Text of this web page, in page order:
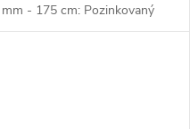
mm - 175 cm: Pozinkovaný
kulatý plotový sloupek průměru